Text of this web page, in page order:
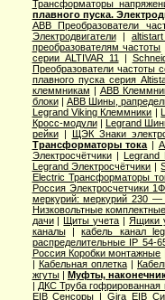
Трансформаторы
плавного пуска.
ABB Преобразователи
Электродвигатели|
преобразователям частоты
серии ALTIVAR 11
|
Преобразователи частоты
плавного пуска серия
клеммникам | ABB
блоки| ABB Шины,
Legrand Viking Клеммники |
Кросс-модули| Legrand
рейки| ЩЭК Знаки
Трансформаторы тока |
Электросчётчики| Legrand
Legrand Электросчётчики |
Electric Трансформаторы
Россия Электросчетчики
меркурий: меркурий 230 —
Низковольтные
дачи|Щиты учета |Ящики
каналы|кабель канал
распределительные IP 54-
Россия Коробки монтажные
| Кабельная оплетка|
жгуты| Муфты,
| ДКС Труба гофрированная
EIB Сенсоры |Gira EIB